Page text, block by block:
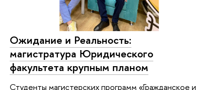
Ожидание и Реальность:
магистратура Юридического
факультета крупным планом
Студенты магистерских программ «Гражданское и